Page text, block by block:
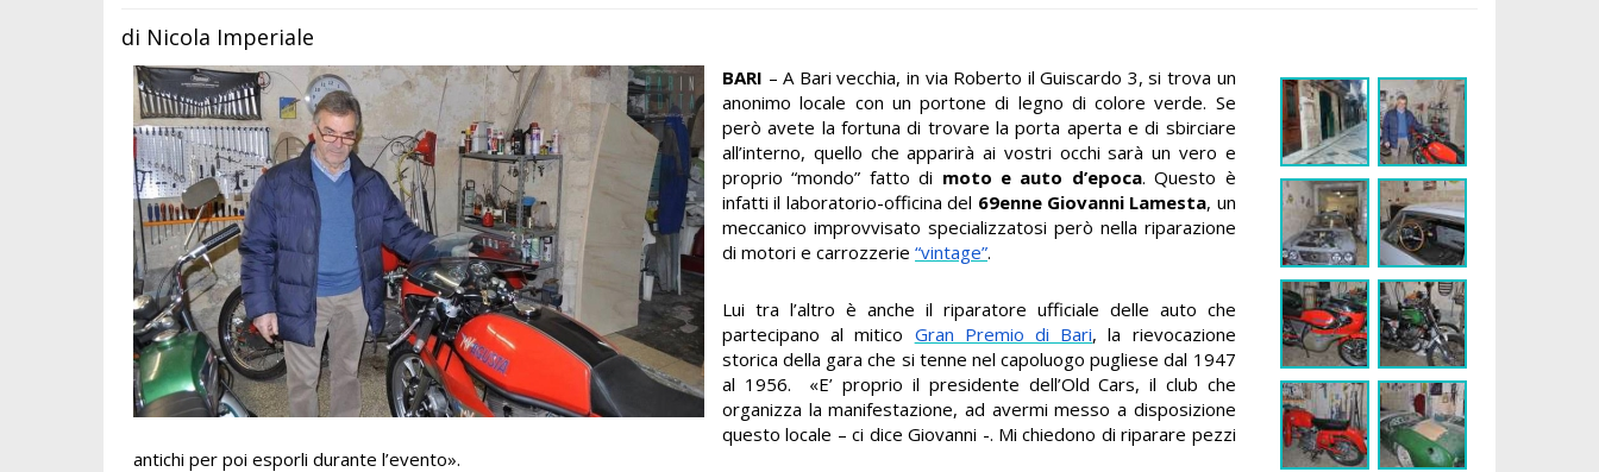
di Nicola Imperiale
BARI – A Bari vecchia, in via Roberto il Guiscardo 3, si trova un
anonimo locale con un portone di legno di colore verde. Se
però avete la fortuna di trovare la porta aperta e di sbirciare
all’interno, quello che apparirà ai vostri occhi sarà un vero e
proprio “mondo” fatto di moto e auto d’epoca. Questo è
infatti il laboratorio-officina del 69enne Giovanni Lamesta, un
meccanico improvvisato specializzatosi però nella riparazione
di motori e carrozzerie “vintage”.
Lui tra l’altro è anche il riparatore ufficiale delle auto che
partecipano al mitico Gran Premio di Bari, la rievocazione
storica della gara che si tenne nel capoluogo pugliese dal 1947
al 1956. «E’ proprio il presidente dell’Old Cars, il club che
organizza la manifestazione, ad avermi messo a disposizione
questo locale – ci dice Giovanni -. Mi chiedono di riparare pezzi
antichi per poi esporli durante l’evento».